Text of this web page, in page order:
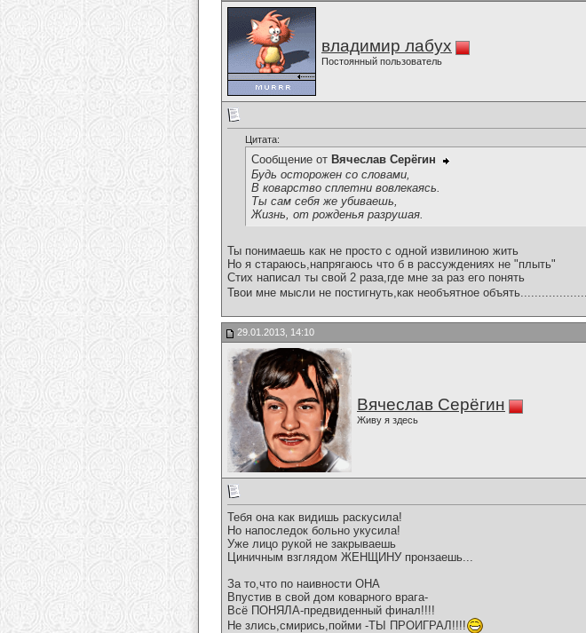
владимир лабух
Постоянный пользователь
Цитата:
Сообщение от Вячеслав Серёгин
Будь осторожен со словами,
В коварство сплетни вовлекаясь.
Ты сам себя же убиваешь,
Жизнь, от рожденья разрушая.
Ты понимаешь как не просто с одной извилиною жить
Но я стараюсь,напрягаюсь что б в рассуждениях не "плыть"
Стих написал ты свой 2 раза,где мне за раз его понять
Твои мне мысли не постигнуть,как необъятное объять....................
29.01.2013, 14:10
Вячеслав Серёгин
Живу я здесь
Тебя она как видишь раскусила!
Но напоследок больно укусила!
Уже лицо рукой не закрываешь
Циничным взглядом ЖЕНЩИНУ пронзаешь...
За то,что по наивности ОНА
Впустив в свой дом коварного врага-
Всё ПОНЯЛА-предвиденный финал!!!!
Не злись,смирись,пойми -ТЫ ПРОИГРАЛ!!!!